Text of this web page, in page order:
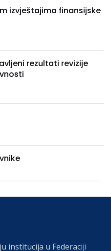
izvještajima finansijske
rezultati revizije
institucija u Federaciji